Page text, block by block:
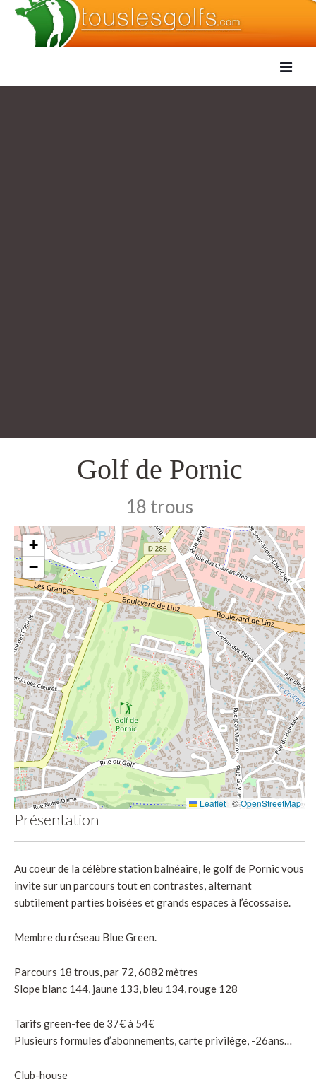
Golf de Pornic
18 trous
+
−
Leaflet | ©OpenStreetMap
Présentation
Au coeur de la célèbre station balnéaire, le golf de Pornic vous
invite sur un parcours tout en contrastes, alternant
subtilement parties boisées et grands espaces à l’écossaise.
Membre du réseau Blue Green.
Parcours 18 trous, par 72, 6082 mètres
Slope blanc 144, jaune 133, bleu 134, rouge 128
Tarifs green-fee de 37€ à 54€
Plusieurs formules d’abonnements, carte privilège, -26ans…
Club-house